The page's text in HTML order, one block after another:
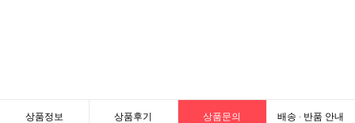
상품정보 상품후기 상품문의 배송 · 반품 안내